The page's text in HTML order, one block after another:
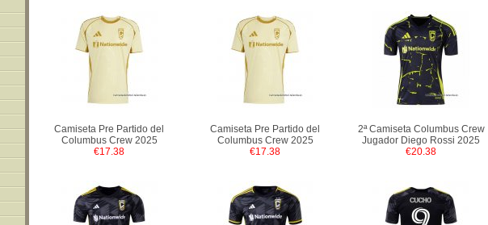
Camiseta Pre Partido del
Columbus Crew 2025
€17.38
Camiseta Pre Partido del
Columbus Crew 2025
€17.38
2ª Camiseta Columbus Crew
Jugador Diego Rossi 2025
€20.38